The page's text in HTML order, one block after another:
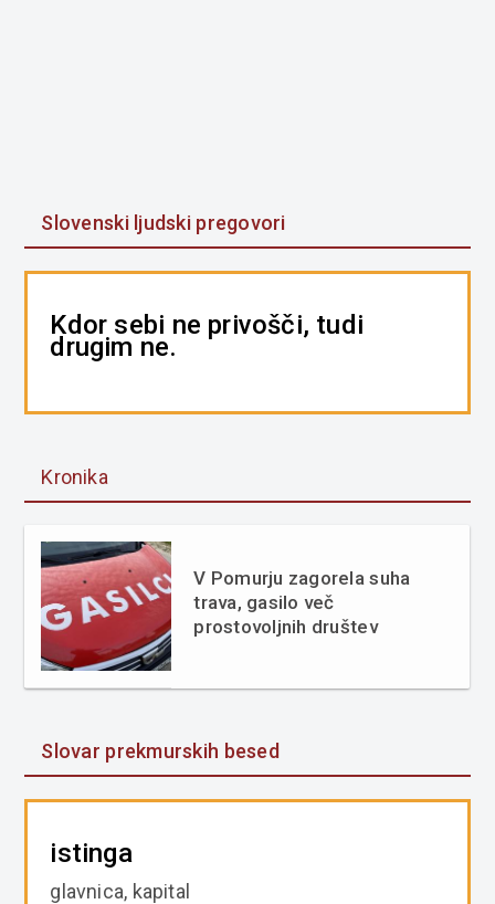
Slovenski ljudski pregovori
Kdor sebi ne privošči, tudi
drugim ne.
Kronika
V Pomurju zagorela suha
trava, gasilo več
prostovoljnih društev
Slovar prekmurskih besed
istinga
glavnica, kapital